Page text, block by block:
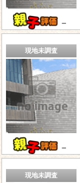
－
現地未調査
－
現地未調査